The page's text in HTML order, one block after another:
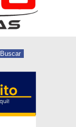
Buscar